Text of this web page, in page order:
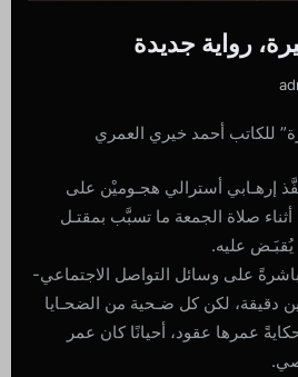
رواية جديدة
للكاتب أحمد خيري العمري
15 آذار مارس 2019 نفَّذ إرهـابي أسترالي هجـوميْن على
صلاة الجمعة ما تسبَّب بمقتـل
يُقبَـض عليه.
على وسائل التواصل الاجتماعي-
دقيقة، لكن كل ضـحية من الضحـايا
عمرها عقود، أحيانًا كان عمر